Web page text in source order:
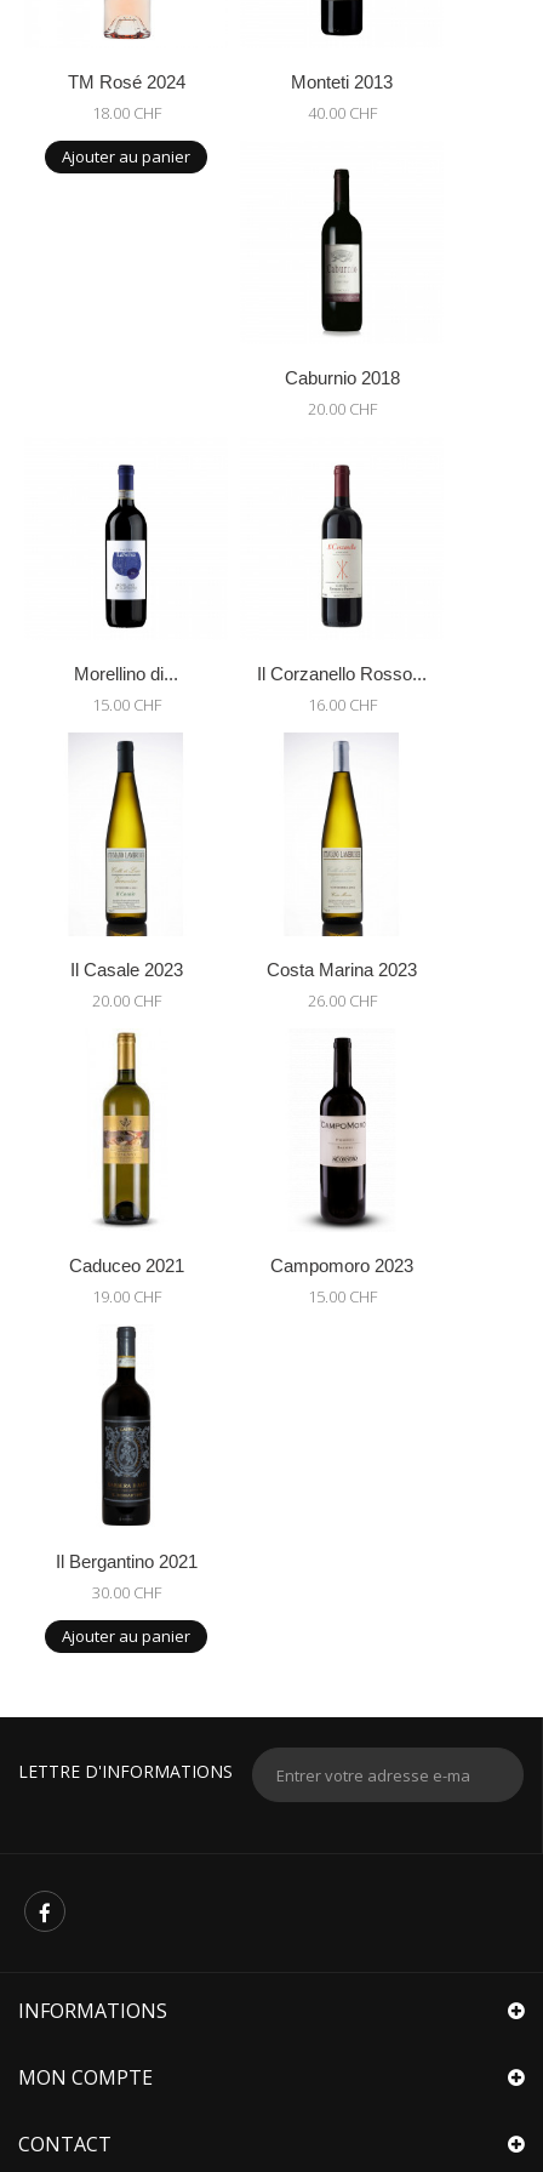
TM Rosé 2024
18.00 CHF
Ajouter au panier
Monteti 2013
40.00 CHF
Caburnio 2018
20.00 CHF
Morellino di...
15.00 CHF
Il Corzanello Rosso...
16.00 CHF
Il Casale 2023
20.00 CHF
Costa Marina 2023
26.00 CHF
Caduceo 2021
19.00 CHF
Campomoro 2023
15.00 CHF
Il Bergantino 2021
30.00 CHF
Ajouter au panier
LETTRE D'INFORMATIONS
INFORMATIONS
MON COMPTE
CONTACT